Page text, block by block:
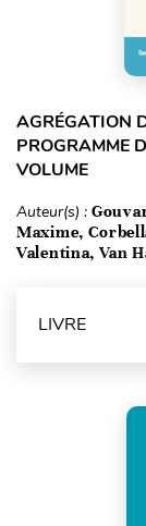
AGRÉGATION
PROGRAMME
VOLUME
Auteur(s) :
Maxime,
Valentina, Van
LIVRE